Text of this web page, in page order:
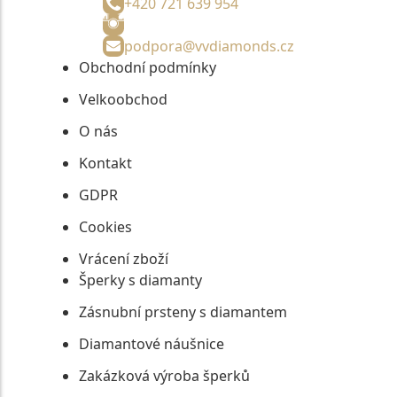
podpora@vvdiamonds.cz
Obchodní podmínky
Velkoobchod
O nás
Kontakt
GDPR
Cookies
Vrácení zboží
Šperky s diamanty
Zásnubní prsteny s diamantem
Diamantové náušnice
Zakázková výroba šperků